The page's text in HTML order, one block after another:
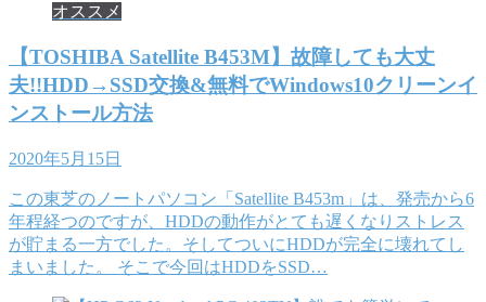
オススメ
【TOSHIBA Satellite B453M】故障しても大丈
夫!!HDD→SSD交換&無料でWindows10クリーンイ
ンストール方法
2020年5月15日
この東芝のノートパソコン「Satellite B453m」は、発売から6
年程経つのですが、HDDの動作がとても遅くなりストレス
が貯まる一方でした。そしてついにHDDが完全に壊れてし
まいました。 そこで今回はHDDをSSD…